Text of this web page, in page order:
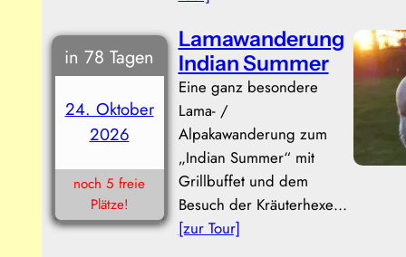
in 78 Tagen
24. Oktober
2026
noch 5 freie
Plätze!
Lamawanderung
Indian Summer
Eine ganz besondere
Lama- /
Alpakawanderung zum
„Indian Summer“ mit
Grillbuffet und dem
Besuch der Kräuterhexe…
[zur Tour]